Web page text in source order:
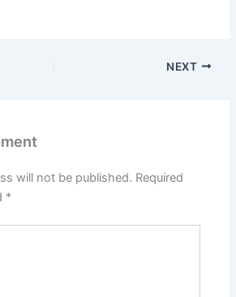
NEXT
will not be published. Required
*